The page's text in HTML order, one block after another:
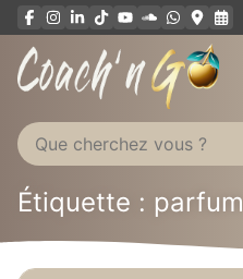
Aller
au
Étiquette : parfum